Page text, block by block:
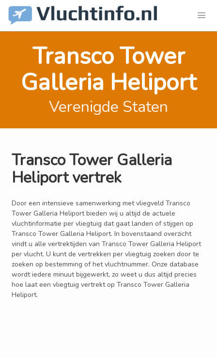
Transco Tower
Galleria Heliport
Verenigde Staten
Transco Tower Galleria
Heliport vertrek
Door een intensieve samenwerking met vliegveld Transco
Tower Galleria Heliport bieden wij u altijd de actuele
vluchtinformatie per vliegtuig dat gaat landen of stijgen op
Transco Tower Galleria Heliport. In bovenstaand overzicht
vindt u alle vertrektijden van Transco Tower Galleria Heliport
per vlucht. U kunt de vertrekken per vliegtuig zoeken door te
zoeken op bestemming of het vluchtnummer. Onze database
wordt iedere minuut bijgewerkt, zo weet u dus altijd precies
hoe laat een vliegtuig vertrekt op Transco Tower Galleria
Heliport.